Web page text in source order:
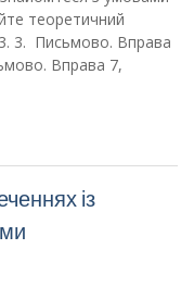
теоретичний
3. Письмово. Вправа
Вправа 7,
із